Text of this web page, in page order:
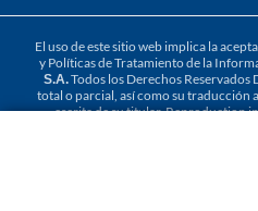
El uso de este sitio web implica la
y Políticas de Tratamiento de la
S.A.Todos los Derechos
total o parcial, así como su traducción
escrita de su titular. Reproduction